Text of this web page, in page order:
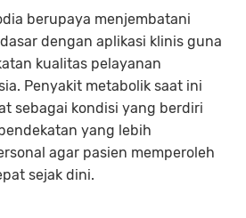
berupaya menjembatani
dengan aplikasi klinis guna
kualitas pelayanan
Penyakit metabolik saat ini
sebagai kondisi yang berdiri
yang lebih
agar pasien memperoleh
sejak dini.